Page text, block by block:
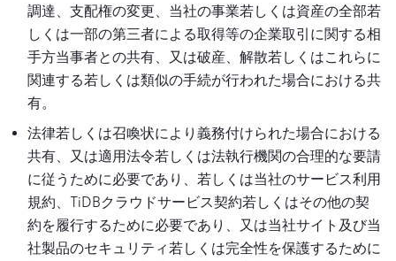
調達、支配権の変更、当社の事業若しくは資産の全部若
しくは一部の第三者による取得等の企業取引に関する相
手方当事者との共有、又は破産、解散若しくはこれらに
関連する若しくは類似の手続が行われた場合における共
有。
法律若しくは召喚状により義務付けられた場合における
共有、又は適用法令若しくは法執行機関の合理的な要請
に従うために必要であり、若しくは当社のサービス利用
規約、TiDBクラウドサービス契約若しくはその他の契
約を履行するために必要であり、又は当社サイト及び当
社製品のセキュリティ若しくは完全性を保護するために